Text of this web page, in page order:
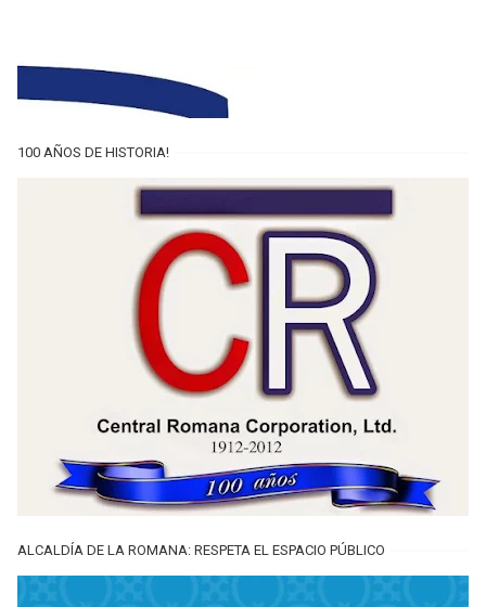
100 AÑOS DE HISTORIA!
ALCALDÍA DE LA ROMANA: RESPETA EL ESPACIO PÚBLICO